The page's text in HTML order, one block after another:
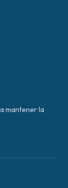
mantener la